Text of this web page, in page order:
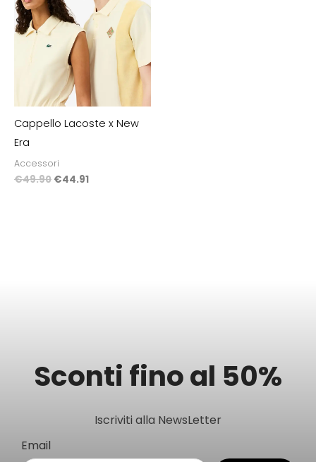
Cappello Lacoste x New
Era
Accessori
€49.90 €44.91
Sconti fino al 50%
Iscriviti alla NewsLetter
Email